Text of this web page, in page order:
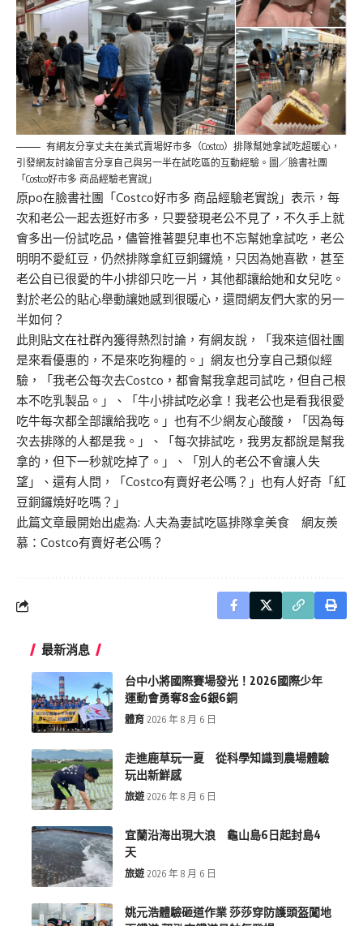
有網友分享丈夫在美式賣場好市多（Costco）排隊幫她拿試吃超暖心，
引發網友討論留言分享自己與另一半在試吃區的互動經驗。圖／臉書社團
「Costco好市多 商品經驗老實說」
原po在臉書社團「Costco好市多 商品經驗老實說」表示，每
次和老公一起去逛好市多，只要發現老公不見了，不久手上就
會多出一份試吃品，儘管推著嬰兒車也不忘幫她拿試吃，老公
明明不愛紅豆，仍然排隊拿紅豆銅鑼燒，只因為她喜歡，甚至
老公自已很愛的牛小排卻只吃一片，其他都讓給她和女兒吃。
對於老公的貼心舉動讓她感到很暖心，還問網友們大家的另一
半如何？
此則貼文在社群內獲得熱烈討論，有網友說，「我來這個社團
是來看優惠的，不是來吃狗糧的。」網友也分享自己類似經
驗，「我老公每次去Costco，都會幫我拿起司試吃，但自己根
本不吃乳製品。」、「牛小排試吃必拿！我老公也是看我很愛
吃牛每次都全部讓給我吃。」也有不少網友心酸酸，「因為每
次去排隊的人都是我。」、「每次排試吃，我男友都說是幫我
拿的，但下一秒就吃掉了。」、「別人的老公不會讓人失
望」、還有人問，「Costco有賣好老公嗎？」也有人好奇「紅
豆銅鑼燒好吃嗎？」
此篇文章最開始出處為: 人夫為妻試吃區排隊拿美食 網友羨
慕：Costco有賣好老公嗎？
最新消息
台中小將國際賽場發光！2026國際少年
運動會勇奪8金6銀6銅
體育 2026 年 8 月 6 日
走進鹿草玩一夏 從科學知識到農場體驗
玩出新鮮感
旅遊 2026 年 8 月 6 日
宜蘭沿海出現大浪 龜山島6日起封島4
天
旅遊 2026 年 8 月 6 日
姚元浩體驗砸道作業 莎莎穿防護頭盔闖地